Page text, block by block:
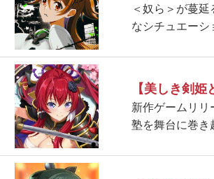
＜奴ら＞が蔓
なシチュエーシ
【美しき剣姫
新作ゲームリ
塾を舞台に巻き